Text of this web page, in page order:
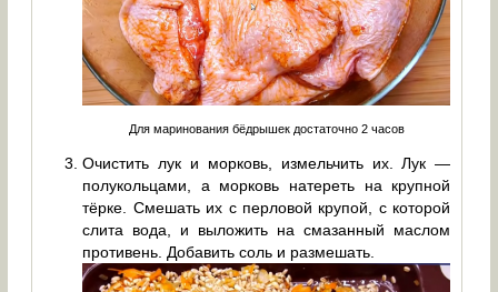
Для маринования бёдрышек достаточно 2 часов
Очистить лук и морковь, измельчить их. Лук —
полукольцами, а морковь натереть на крупной
тёрке. Смешать их с перловой крупой, с которой
слита вода, и выложить на смазанный маслом
противень. Добавить соль и размешать.